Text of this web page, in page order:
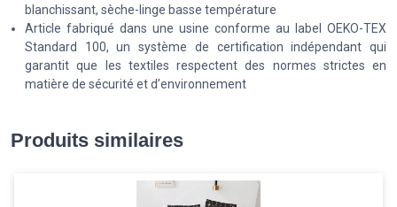
blanchissant, sèche-linge basse température
Article fabriqué dans une usine conforme au label OEKO-TEX
Standard 100, un système de certification indépendant qui
garantit que les textiles respectent des normes strictes en
matière de sécurité et d’environnement
Produits similaires